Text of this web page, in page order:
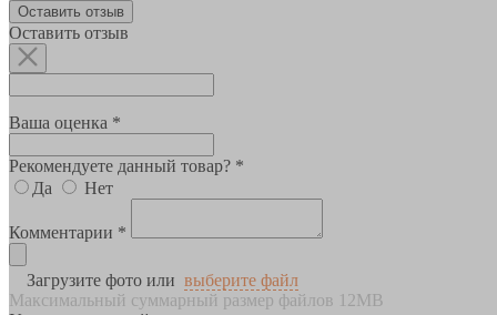
Оставить отзыв
Оставить отзыв
Ваша оценка *
Рекомендуете данный товар? *
Да
Нет
Комментарии *
Загрузите фото или выберите файл
Максимальный суммарный размер файлов 12MB